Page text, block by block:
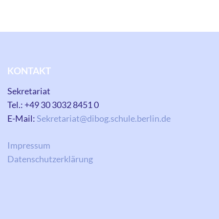
KONTAKT
Sekretariat
Tel.: +49 30 3032 8451 0
E-Mail: Sekretariat@dibog.schule.berlin.de
Impressum
Datenschutzerklärung